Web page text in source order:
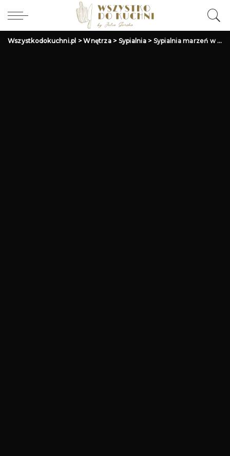
Wszystkodokuchni.pl >Wnętrza> Sypialnia> Sypialnia marzeń w nowym domu: Aranżacja i łóżko w stylu…